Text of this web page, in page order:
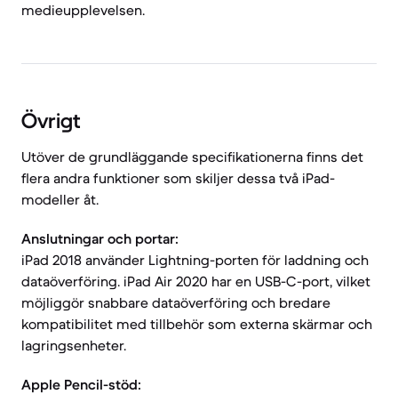
medieupplevelsen.
Övrigt
Utöver de grundläggande specifikationerna finns det
flera andra funktioner som skiljer dessa två iPad-
modeller åt.
Anslutningar och portar:
iPad 2018 använder Lightning-porten för laddning och
dataöverföring. iPad Air 2020 har en USB-C-port, vilket
möjliggör snabbare dataöverföring och bredare
kompatibilitet med tillbehör som externa skärmar och
lagringsenheter.
Apple Pencil-stöd: